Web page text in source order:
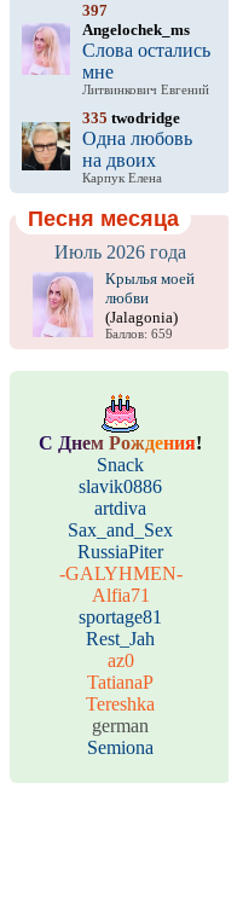
397
Angelochek_ms
Слова остались
мне
Литвинкович Евгений
335 twodridge
Одна любовь
на двоих
Карпук Елена
Песня месяца
Июль 2026 года
Крылья моей
любви
(Jalagonia)
Баллов: 659
С Днем Рождения!
Snack
slavik0886
artdiva
Sax_and_Sex
RussiaPiter
-GALYHMEN-
Alfia71
sportage81
Rest_Jah
az0
TatianaP
Tereshka
german
Semiona